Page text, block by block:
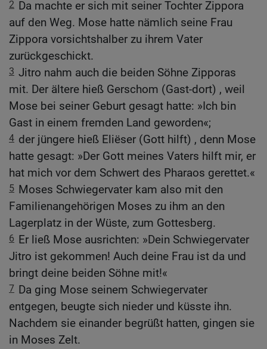
2 Da machte er sich mit seiner Tochter Zippora
auf den Weg. Mose hatte nämlich seine Frau
Zippora vorsichtshalber zu ihrem Vater
zurückgeschickt.
3 Jitro nahm auch die beiden Söhne Zipporas
mit. Der ältere hieß Gerschom (Gast-dort) , weil
Mose bei seiner Geburt gesagt hatte: »Ich bin
Gast in einem fremden Land geworden«;
4 der jüngere hieß Eliëser (Gott hilft) , denn Mose
hatte gesagt: »Der Gott meines Vaters hilft mir, er
hat mich vor dem Schwert des Pharaos gerettet.«
5 Moses Schwiegervater kam also mit den
Familienangehörigen Moses zu ihm an den
Lagerplatz in der Wüste, zum Gottesberg.
6 Er ließ Mose ausrichten: »Dein Schwiegervater
Jitro ist gekommen! Auch deine Frau ist da und
bringt deine beiden Söhne mit!«
7 Da ging Mose seinem Schwiegervater
entgegen, beugte sich nieder und küsste ihn.
Nachdem sie einander begrüßt hatten, gingen sie
in Moses Zelt.